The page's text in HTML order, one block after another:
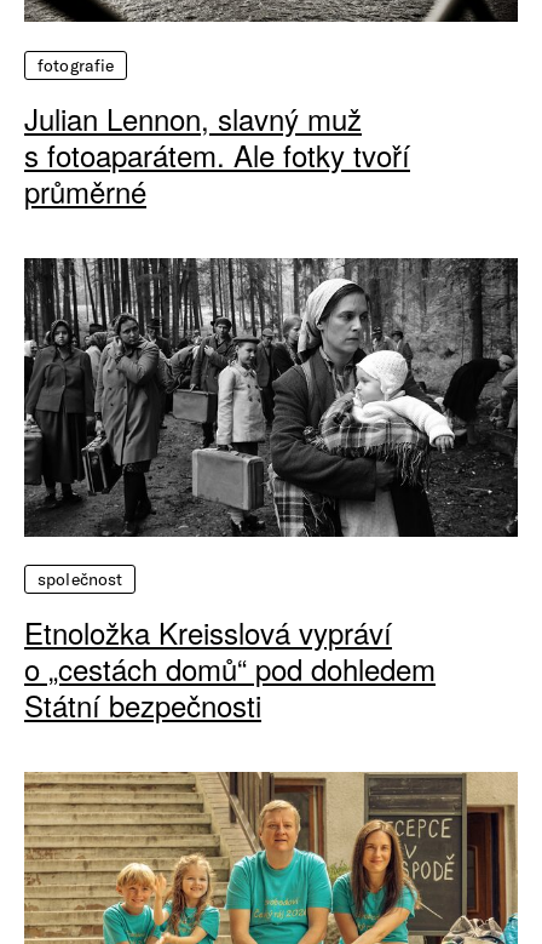
fotografie
Julian Lennon, slavný muž
s fotoaparátem. Ale fotky tvoří
průměrné
společnost
Etnoložka Kreisslová vypráví
o „cestách domů“ pod dohledem
Státní bezpečnosti